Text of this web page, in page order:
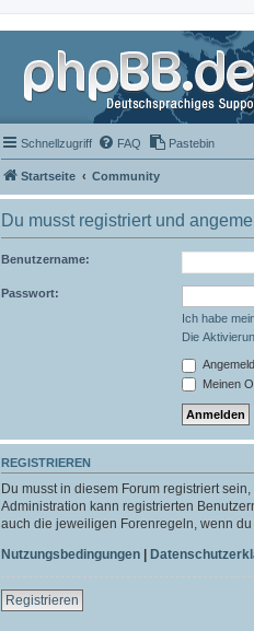
Schnellzugriff FAQ Pastebin
Startseite Community
Du musst registriert und
Benutzername:
Passwort:
Ich habe
Die
Meinen
REGISTRIEREN
Du musst in diesem Forum registriert
Administration kann registrierten
auch die jeweiligen Forenregeln, wenn
Nutzungsbedingungen |
Registrieren